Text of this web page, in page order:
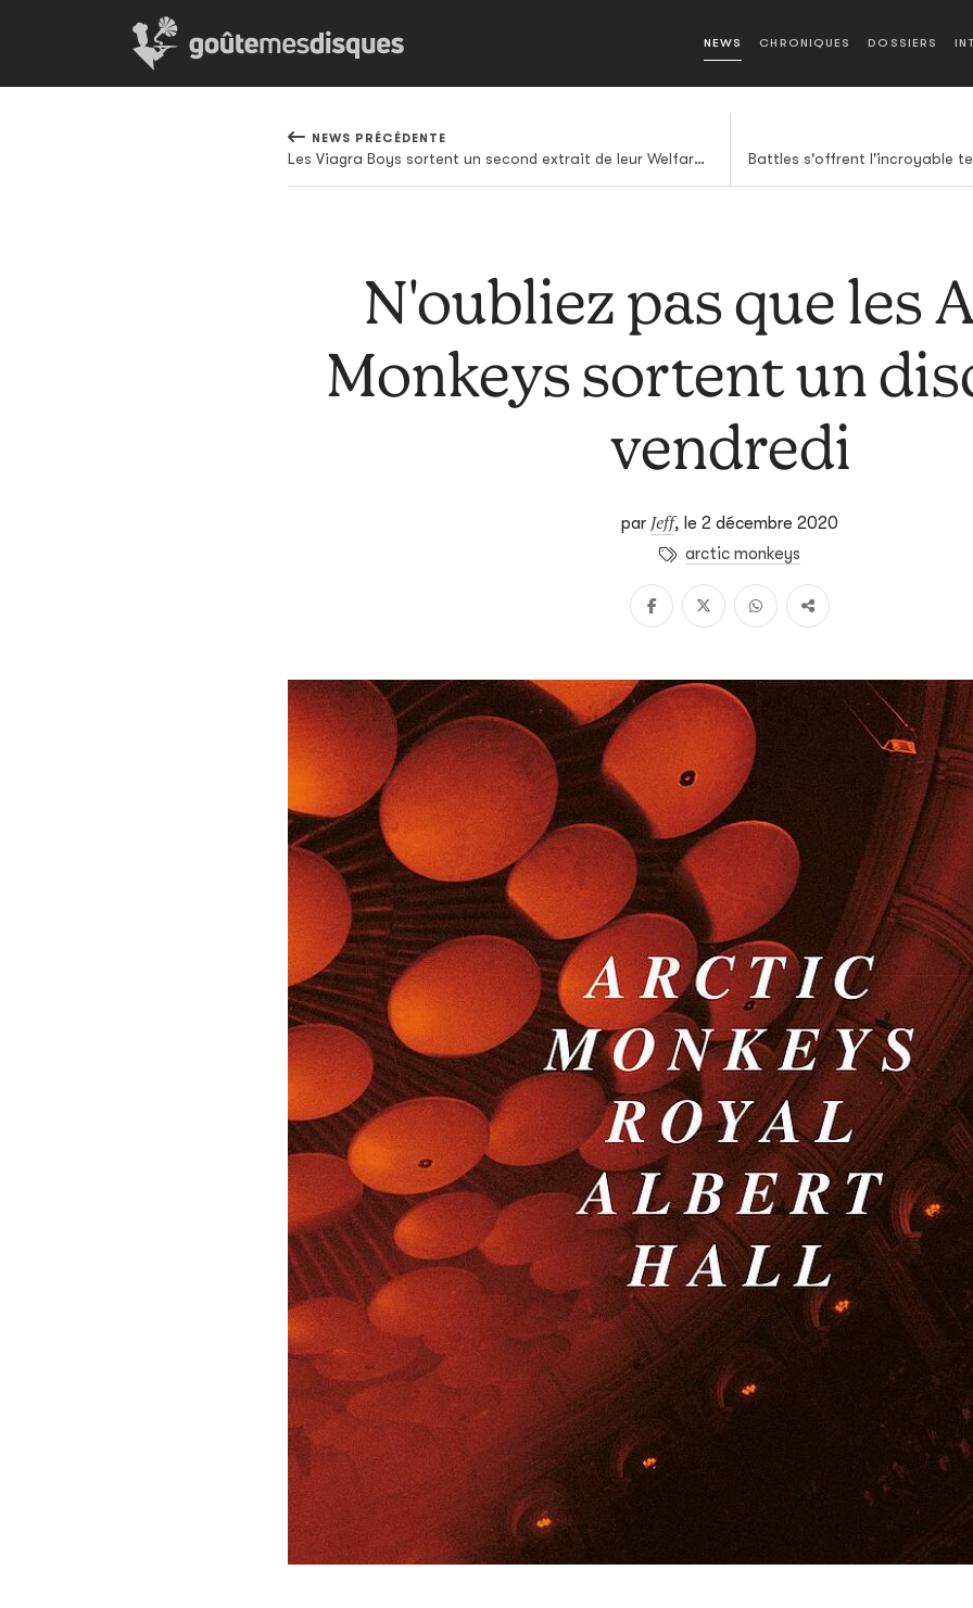
NEWS CHRONIQUES DOSSIERS
NEWS PRÉCÉDENTE
Les Viagra Boys sortent un second extrait de leur Welfare Jazz
N'oubliez pas que les
Monkeys sortent un
vendredi
par Jeff, le 2 décembre 2020
arctic monkeys